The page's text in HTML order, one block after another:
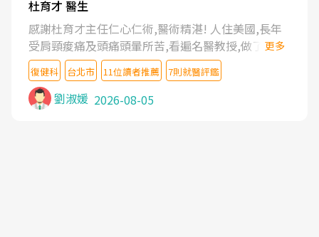
杜育才 醫生
感謝杜育才主任仁心仁術,醫術精湛! 人住美國,長年
受肩頸痠痛及頭痛頭暈所苦,看遍名醫教授,做了各種
檢查,也嘗試過西醫打針,中醫針灸及物理徒手治療都
沒有用,後來連吃到嗎啡類止痛藥都效果有限,只是壓
症狀,沒多久就痛起來,多年失眠嚴重影響生活品質.
台灣親友介紹忠孝醫院杜育才主任是頸頭症候群專
更多
復健科 台北市 11位讀者推薦 7則就醫評鑑
劉淑媛 2026-08-05